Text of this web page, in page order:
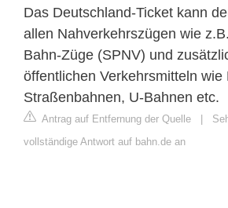
Das Deutschland-Ticket kann
allen Nahverkehrszügen wie
Bahn-Züge (SPNV) und
öffentlichen Verkehrsmitteln wie
Straßenbahnen, U-Bahnen etc.
Antrag auf Entfernung der Quelle |
vollständige Antwort auf bahn.de an